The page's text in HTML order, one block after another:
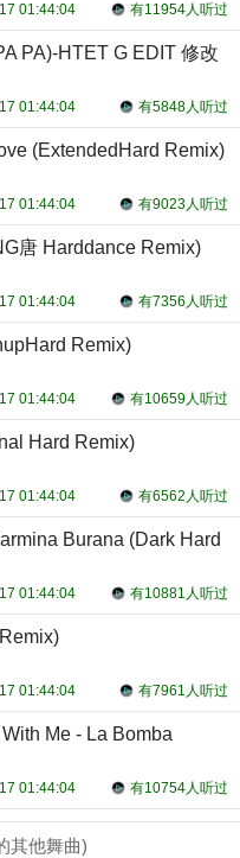
有11954人听过
01:44:04
PA)-HTET G EDIT 修改
有5848人听过
01:44:04
(ExtendedHard Remix)
有9023人听过
01:44:04
唐 Harddance Remix)
有7356人听过
01:44:04
Remix)
有10659人听过
01:44:04
Hard Remix)
有6562人听过
01:44:04
Burana (Dark Hard
有10881人听过
01:44:04
有7961人听过
01:44:04
Me - La Bomba
有10754人听过
01:44:04
其他舞曲)